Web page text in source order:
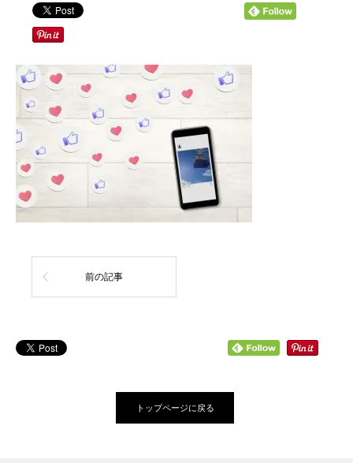
前の記事
トップページに戻る